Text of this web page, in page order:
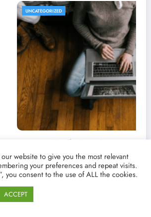
de estrenos y críticas de
series favoritas con Point
website to give you the most relevant
your preferences and repeat visits.
you consent to the use of ALL the cookies.
ACCEPT